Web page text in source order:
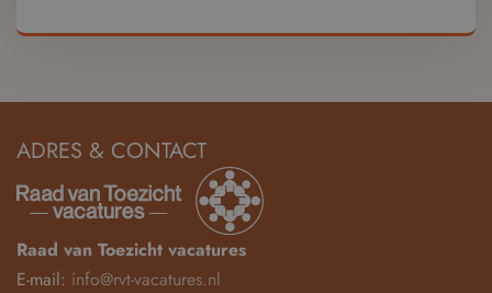
ADRES & CONTACT
Raad van Toezicht vacatures
E-mail: info@rvt-vacatures.nl